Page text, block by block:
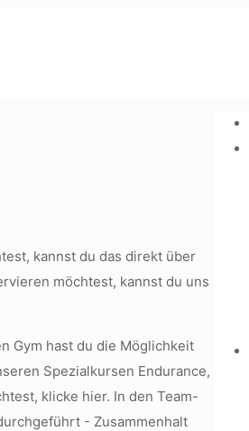
kannst du das direkt über
möchtest, kannst du uns
Gym hast du die Möglichkeit
Spezialkursen Endurance,
klicke hier. In den Team-
- Zusammenhalt